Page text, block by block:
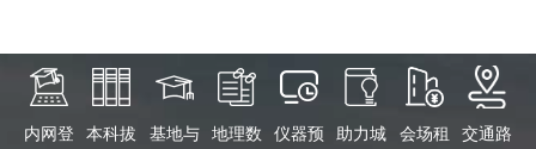
内网登
本科拔
基地与
地理数
仪器预
助力城
会场租
交通路